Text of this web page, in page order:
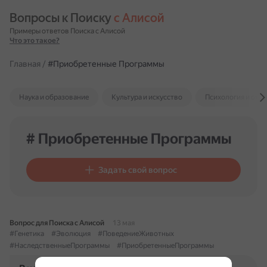
Вопросы к Поиску с Алисой
Примеры ответов Поиска с Алисой
Что это такое?
Главная / #Приобретенные Программы
Наука и образование Культура и искусство Психология и
# Приобретенные Программы
Задать свой вопрос
Вопрос для Поиска с Алисой
13 мая
#Генетика
#Эволюция
#ПоведениеЖивотных
#НаследственныеПрограммы
#ПриобретенныеПрограммы